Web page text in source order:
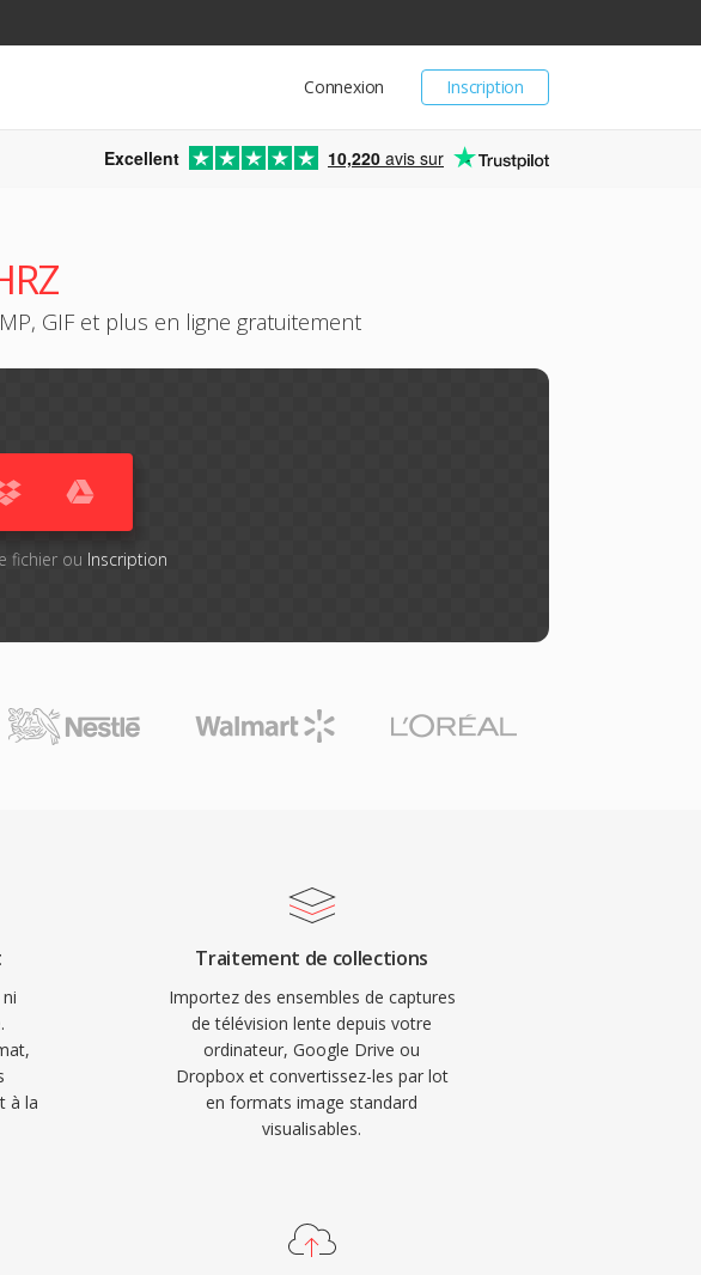
Inscription
Connexion
Excellent 10,220 avis sur
GIF et plus en ligne gratuitement
fichier ou Inscription
à la
Traitement de collections
Importez des ensembles de captures
de télévision lente depuis votre
ordinateur, Google Drive ou
Dropbox et convertissez-les par lot
en formats image standard
visualisables.